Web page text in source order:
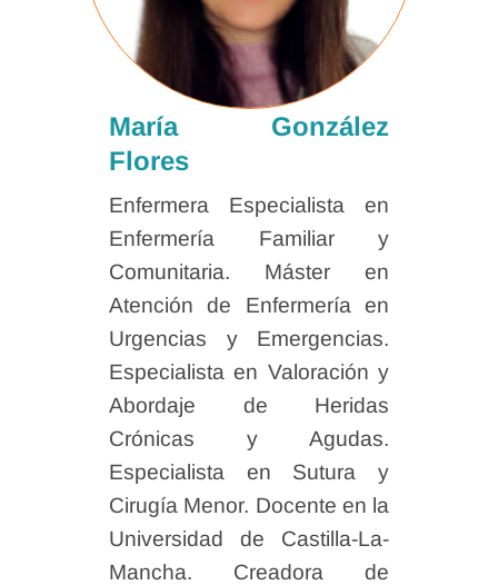
María González
Flores
Enfermera Especialista en
Enfermería Familiar y
Comunitaria. Máster en
Atención de Enfermería en
Urgencias y Emergencias.
Especialista en Valoración y
Abordaje de Heridas
Crónicas y Agudas.
Especialista en Sutura y
Cirugía Menor. Docente en la
Universidad de Castilla-La-
Mancha. Creadora de